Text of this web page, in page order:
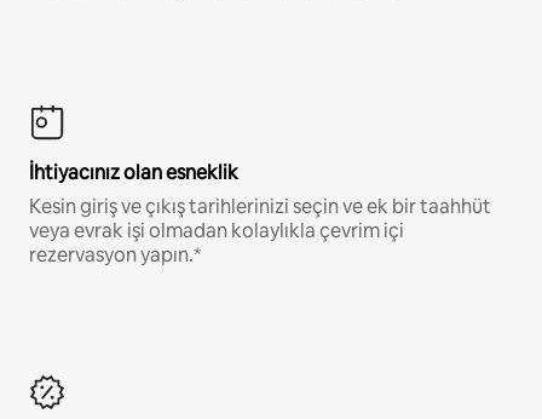
İhtiyacınız olan esneklik
Kesin giriş ve çıkış tarihlerinizi seçin ve ek bir taahhüt
veya evrak işi olmadan kolaylıkla çevrim içi
rezervasyon yapın.*